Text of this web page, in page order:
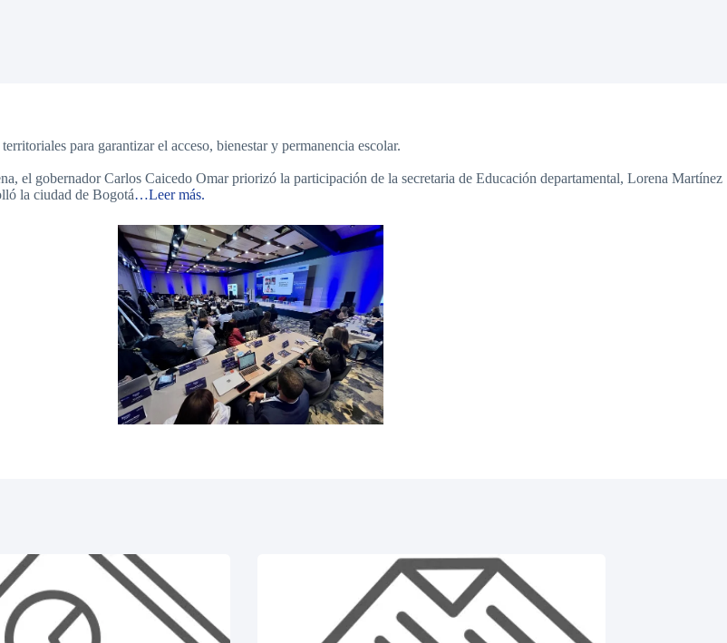
para garantizar el acceso, bienestar y permanencia escolar.
el gobernador Carlos Caicedo Omar priorizó la participación de la secretaria de Educación departamental, Lorena Martínez
la ciudad de Bogotá…Leer más.